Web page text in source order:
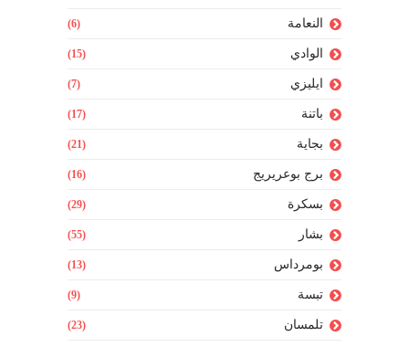
النعامة (6)
الوادي (15)
ايليزي (7)
باتنة (17)
بجاية (21)
برج بوعريريج (16)
بسكرة (29)
بشار (55)
بومرداس (13)
تبسة (9)
تلمسان (23)